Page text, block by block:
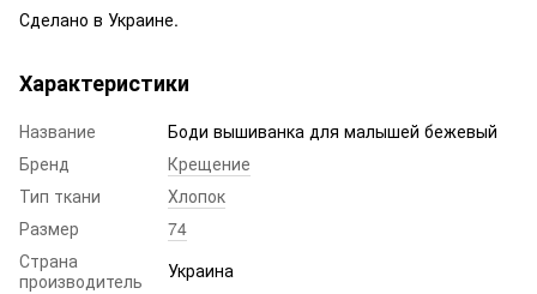
Сделано в Украине.
Характеристики
Название
Боди вышиванка для малышей бежевый
Бренд
Крещение
Тип ткани
Хлопок
Размер
74
Страна
производитель
Украина